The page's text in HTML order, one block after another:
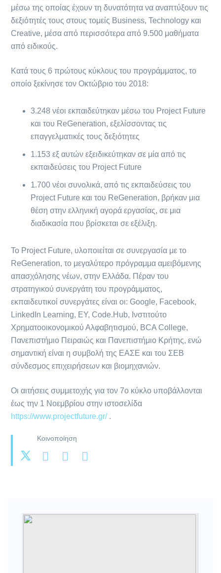
μέσω της οποίας έχουν τη δυνατότητα να αναπτύξουν τις
δεξιότητές τους στους τομείς Business, Technology και
Creative, μέσα από περισσότερα από 9.500 μαθήματα
από ειδικούς.
Κατά τους 6 πρώτους κύκλους του προγράμματος, το
οποίο ξεκίνησε τον Οκτώβριο του 2018:
3.248 νέοι εκπαιδεύτηκαν μέσω του Project Future
και του ReGeneration, εξελίσσοντας τις
επαγγελματικές τους δεξιότητες
1.153 εξ αυτών εξειδικεύτηκαν σε μία από τις
εκπαιδεύσεις του Project Future
1.700 νέοι συνολικά, από τις εκπαιδεύσεις του
Project Future και του ReGeneration, βρήκαν μια
θέση στην ελληνική αγορά εργασίας, σε μια
διαδικασία που βρίσκεται σε εξέλιξη.
Το Project Future, υλοποιείται σε συνεργασία με το
ReGeneration, το μεγαλύτερο πρόγραμμα αμειβόμενης
απασχόλησης νέων, στην Ελλάδα. Πέραν του
στρατηγικού συνεργάτη του προγράμματος,
εκπαιδευτικοί συνεργάτες είναι oι: Google, Facebook,
LinkedIn Learning, ΕΥ, Code.Hub, Ινστιτούτο
Χρηματοοικονομικού Αλφαβητισμού, BCA College,
Πανεπιστήμιο Πειραιώς και Πανεπιστήμιο Κρήτης, ενώ
σημαντική είναι η συμβολή της ΕΑΣΕ και του ΣΕΒ
σύνδεσμος επιχειρήσεων και βιομηχανιών.
Οι αιτήσεις συμμετοχής για τον 7ο κύκλο υποβάλλονται
έως την 1 Νοεμβρίου στην ιστοσελίδα
https://www.projectfuture.gr/.
Κοινοποίηση